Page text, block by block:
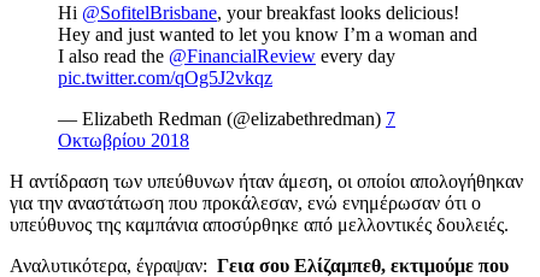
Hi @SofitelBrisbane, your breakfast looks delicious!
Hey and just wanted to let you know I’m a woman and
I also read the @FinancialReview every day
pic.twitter.com/qOg5J2vkqz
— Elizabeth Redman (@elizabethredman) 7
Οκτωβρίου 2018
Η αντίδραση των υπεύθυνων ήταν άμεση, οι οποίοι απολογήθηκαν
για την αναστάτωση που προκάλεσαν, ενώ ενημέρωσαν ότι ο
υπεύθυνος της καμπάνια αποσύρθηκε από μελλοντικές δουλειές.
Αναλυτικότερα, έγραψαν: Γεια σου Ελίζαμπεθ, εκτιμούμε που